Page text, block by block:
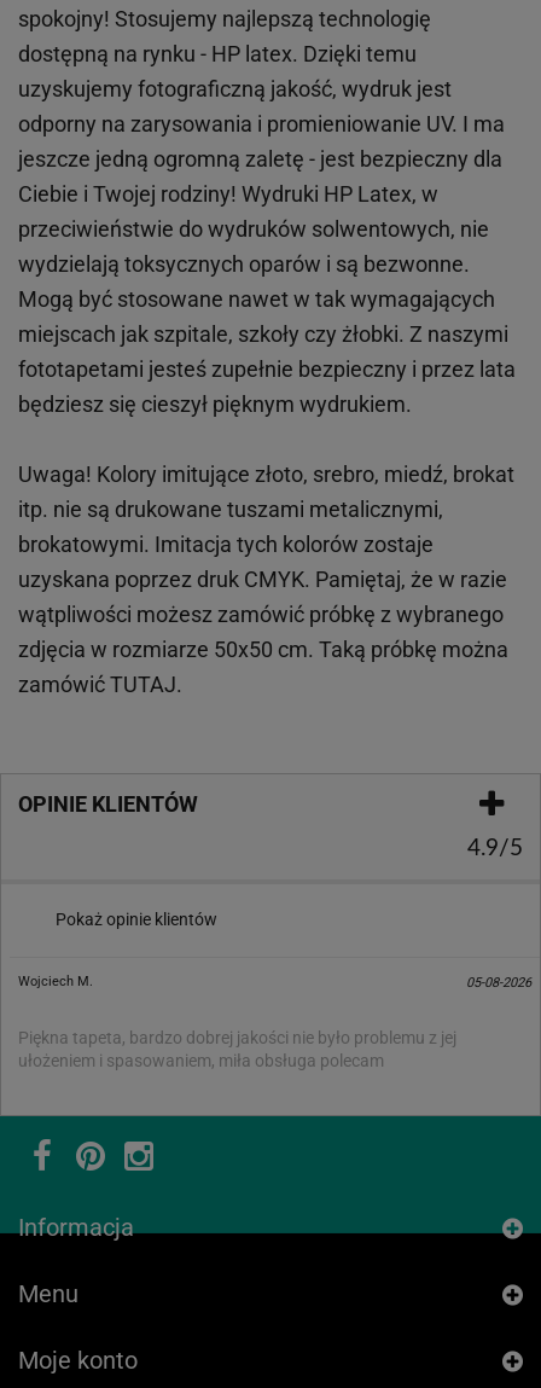
spokojny! Stosujemy najlepszą technologię
dostępną na rynku - HP latex. Dzięki temu
uzyskujemy fotograficzną jakość, wydruk jest
odporny na zarysowania i promieniowanie UV. I ma
jeszcze jedną ogromną zaletę - jest bezpieczny dla
Ciebie i Twojej rodziny! Wydruki HP Latex, w
przeciwieństwie do wydruków solwentowych, nie
wydzielają toksycznych oparów i są bezwonne.
Mogą być stosowane nawet w tak wymagających
miejscach jak szpitale, szkoły czy żłobki. Z naszymi
fototapetami jesteś zupełnie bezpieczny i przez lata
będziesz się cieszył pięknym wydrukiem.
Uwaga! Kolory imitujące złoto, srebro, miedź, brokat
itp. nie są drukowane tuszami metalicznymi,
brokatowymi. Imitacja tych kolorów zostaje
uzyskana poprzez druk CMYK. Pamiętaj, że w razie
wątpliwości możesz zamówić próbkę z wybranego
zdjęcia w rozmiarze 50x50 cm. Taką próbkę można
zamówićTUTAJ.
OPINIE KLIENTÓW
4.9/5
Pokaż opinie klientów
Wojciech M. 05-08-2026
Piękna tapeta, bardzo dobrej jakości nie było problemu z jej
ułożeniem i spasowaniem, miła obsługa polecam
Informacja
Menu
Moje konto